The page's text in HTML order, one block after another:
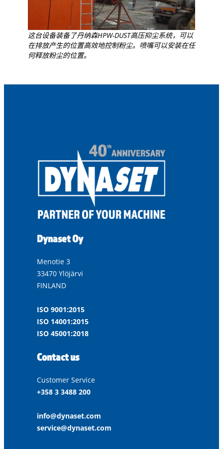
这台设备装备了丹纳森HPW-DUST高压抑尘系统，可以
在排放产生的位置高效地控制粉尘。喷嘴可以安装在任
何释放粉尘的位置。
Dynaset Oy
Menotie 3
33470 Ylöjärvi
FINLAND
ISO 9001:2015
ISO 14001:2015
ISO 45001:2018
Contact us
Customer Service
+358 3 3488 200
info@dynaset.com
service@dynaset.com